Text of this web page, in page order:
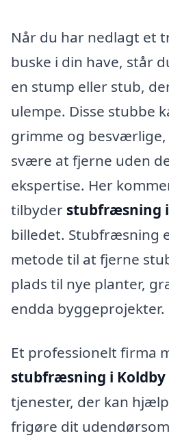
Når du har nedlagt et
buske i din have, står
en stump eller stub,
ulempe. Disse stubbe
grimme og besværlige,
svære at fjerne uden
ekspertise. Her
tilbyder stubfræsning
billedet. Stubfræsning
metode til at fjerne
plads til nye planter,
endda byggeprojekter.
Et professionelt firma
stubfræsning i Koldby
tjenester, der kan
frigøre dit